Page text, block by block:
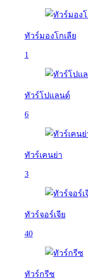
ทัวร์มองโกเลีย
1
ทัวร์โปแลนด์
6
ทัวร์เคนย่า
3
ทัวร์จอร์เจีย
40
ทัวร์กรีซ